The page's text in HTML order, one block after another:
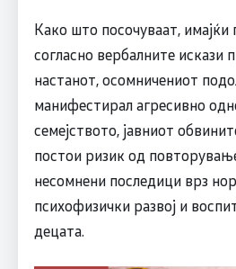
Како што посочуваат,
согласно вербалните искази
настанот, осомничениот
манифестирал агресивно
семејството, јавниот
постои ризик од
несомнени последици врз
психофизички развој и
децата.